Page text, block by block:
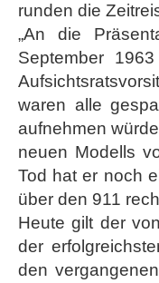
runden die
„An die
September
waren alle
aufnehmen
neuen Modells
Tod hat er noch
über den 911
Heute gilt der
der
den